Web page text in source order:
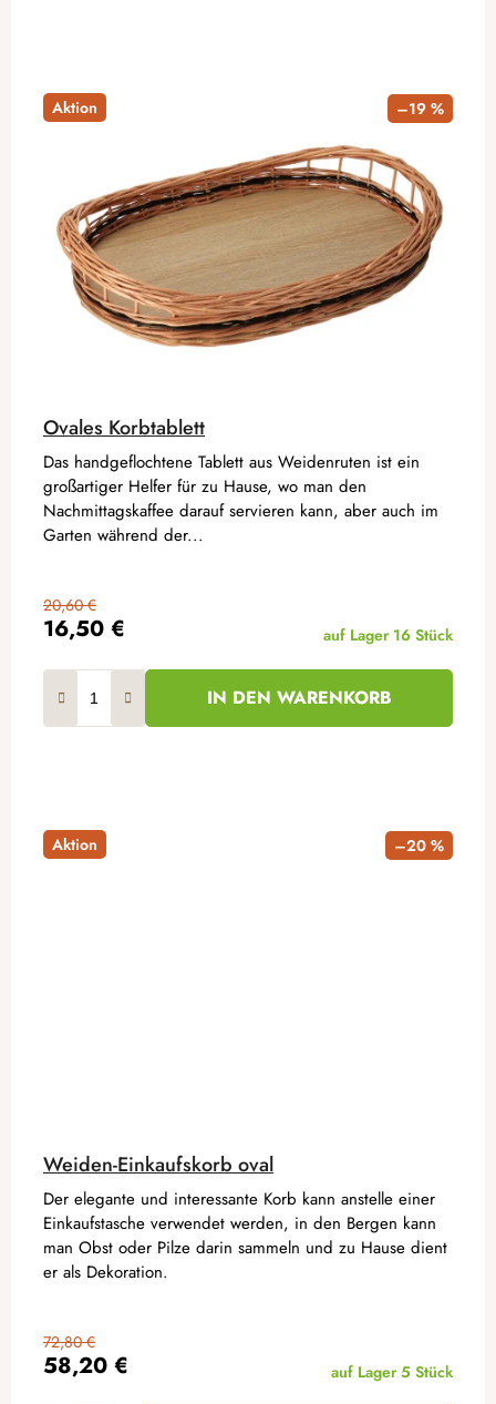
Aktion –19 %
Ovales Korbtablett
16,50 €
20,60 €
auf Lager 16 Stück
IN DEN WARENKORB
Das handgeflochtene Tablett aus Weidenruten ist ein
großartiger Helfer für zu Hause, wo man den
Nachmittagskaffee darauf servieren kann, aber auch im
Garten während der...
Aktion –20 %
Weiden-Einkaufskorb oval
58,20 €
72,80 €
auf Lager 5 Stück
Der elegante und interessante Korb kann anstelle einer
Einkaufstasche verwendet werden, in den Bergen kann
man Obst oder Pilze darin sammeln und zu Hause dient
er als Dekoration.